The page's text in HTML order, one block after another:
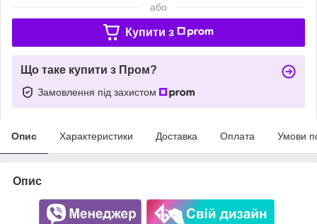
або
Купити з
Що таке купити з Пром?
Замовлення під захистом
Опис Характеристики Доставка Оплата Умови
Опис